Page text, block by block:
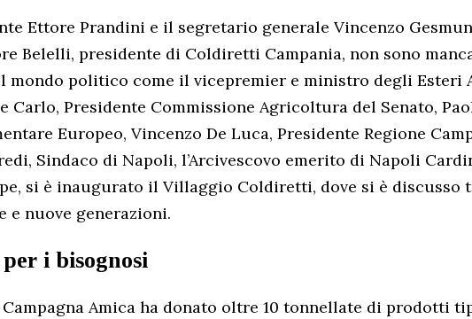
Ettore Prandini e il segretario generale Vincenzo
Belelli, presidente di Coldiretti Campania, non sono
mondo politico come il vicepremier e ministro degli Esteri
Carlo, Presidente Commissione Agricoltura del Senato,
Europeo, Vincenzo De Luca, Presidente Regione
Sindaco di Napoli, l’Arcivescovo emerito di Napoli
si è inaugurato il Villaggio Coldiretti, dove si è discusso
e nuove generazioni.
i bisognosi
Amica ha donato oltre 10 tonnellate di prodotti